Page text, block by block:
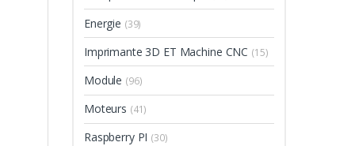
Energie (39)
Imprimante 3D ET Machine CNC (15)
Module (96)
Moteurs (41)
Raspberry PI (30)